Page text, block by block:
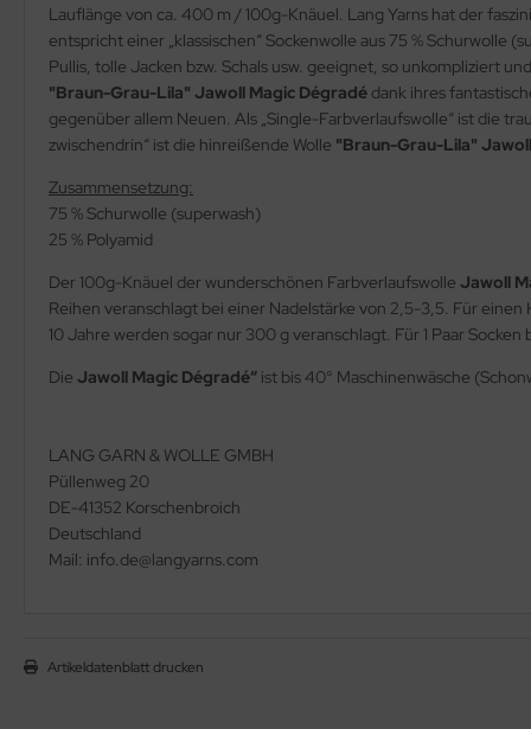
Lauflänge von ca. 400 m / 100g-Knäuel. Lang Yarns hat der
entspricht einer „klassischen“ Sockenwolle aus 75 % Schurwolle
Pullis, tolle Jacken bzw. Schals usw. geeignet, so unkompliziert
"Braun-Grau-Lila" Jawoll Magic Dégradé dank ihres
gegenüber allem Neuen. Als „Single-Farbverlaufswolle“ ist die
zwischendrin“ ist die hinreißende Wolle "Braun-Grau-Lila"
Zusammensetzung:
75 % Schurwolle (superwash)
25 % Polyamid
Der 100g-Knäuel der wunderschönen Farbverlaufswolle Jawoll
Reihen veranschlagt bei einer Nadelstärke von 2,5-3,5. Für
10 Jahre werden sogar nur 300 g veranschlagt. Für 1 Paar
Die Jawoll Magic Dégradé“ ist bis 40° Maschinenwäsche
LANG GARN & WOLLE GMBH
Püllenweg 20
DE-41352 Korschenbroich
Deutschland
Mail: info.de@langyarns.com
Artikeldatenblatt drucken